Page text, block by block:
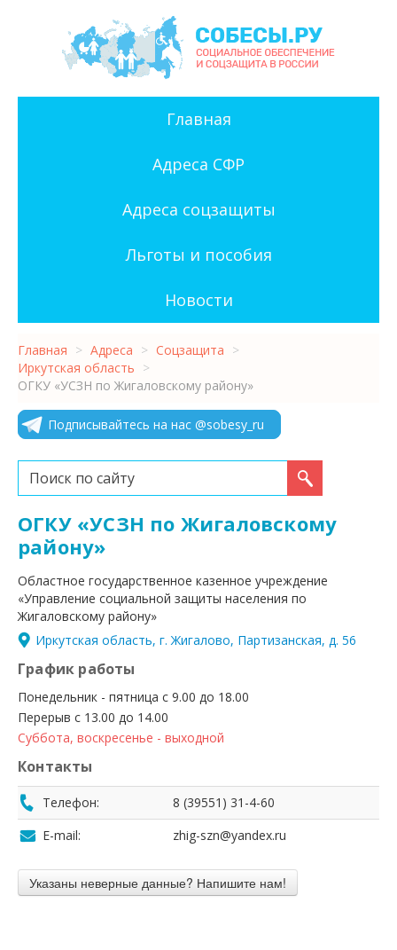
Главная
Адреса СФР
Адреса соцзащиты
Льготы и пособия
Новости
Главная > Адреса > Соцзащита >
Иркутская область >
ОГКУ «УСЗН по Жигаловскому району»
Подписывайтесь на нас @sobesy_ru
Искать...
ОГКУ «УСЗН по Жигаловскому
району»
Областное государственное казенное учреждение
«Управление социальной защиты населения по
Жигаловскому району»
Иркутская область, г. Жигалово, Партизанская, д. 56
График работы
Понедельник - пятница с 9.00 до 18.00
Перерыв с 13.00 до 14.00
Суббота, воскресенье - выходной
Контакты
Телефон:
8 (39551) 31-4-60
E-mail:
zhig-szn@yandex.ru